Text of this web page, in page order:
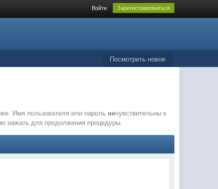
Войти Зарегистрироваться
Посмотреть новое
Имя пользователя или пароль нечувствительны к
нажать для продолжения процедуры.